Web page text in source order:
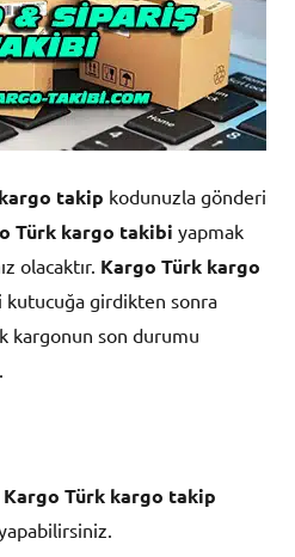
takip kodunuzla gönderi
Türk kargo takibi yapmak
olacaktır. Kargo Türk kargo
kutucuğa girdikten sonra
kargonun son durumu
Kargo Türk kargo takip